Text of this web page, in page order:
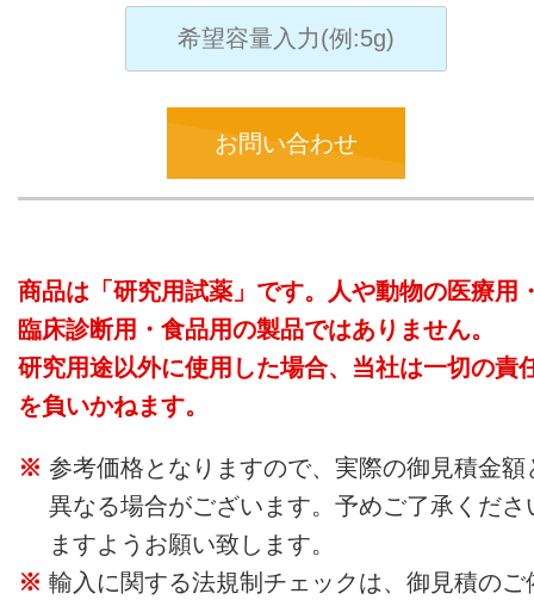
お問い合わせ
商品は「研究用試薬」です。人や動物の医療用
臨床診断用・食品用の製品ではありません。
研究用途以外に使用した場合、当社は一切の責
を負いかねます。
参考価格となりますので、実際の御見積金額
異なる場合がございます。予めご了承くださ
ますようお願い致します。
輸入に関する法規制チェックは、御見積のご